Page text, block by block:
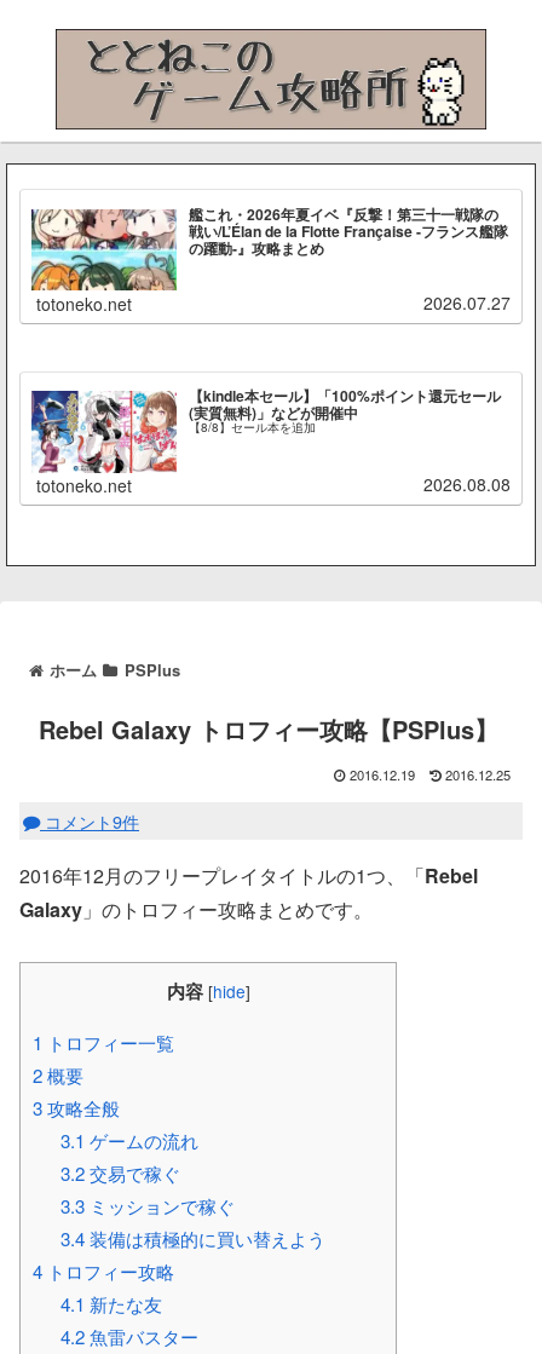
艦これ・2026年夏イベ『反撃！第三十一戦隊の
戦い/L’Élan de la Flotte Française -フランス艦隊
の躍動-』攻略まとめ
totoneko.net 2026.07.27
【kindle本セール】「100%ポイント還元セール
(実質無料)」などが開催中
【8/8】セール本を追加
totoneko.net 2026.08.08
ホーム PSPlus
Rebel Galaxy トロフィー攻略【PSPlus】
2016.12.19 2016.12.25
コメント9件
2016年12月のフリープレイタイトルの1つ、「Rebel
Galaxy 」のトロフィー攻略まとめです。
内容 [hide]
1 トロフィー一覧
2概要
3攻略全般
3.1 ゲームの流れ
3.2交易で稼ぐ
3.3ミッションで稼ぐ
3.4装備は積極的に買い替えよう
4 トロフィー攻略
4.1 新たな友
4.2魚雷バスター